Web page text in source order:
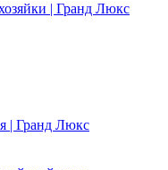
| Гранд Люкс
| Гранд Люкс